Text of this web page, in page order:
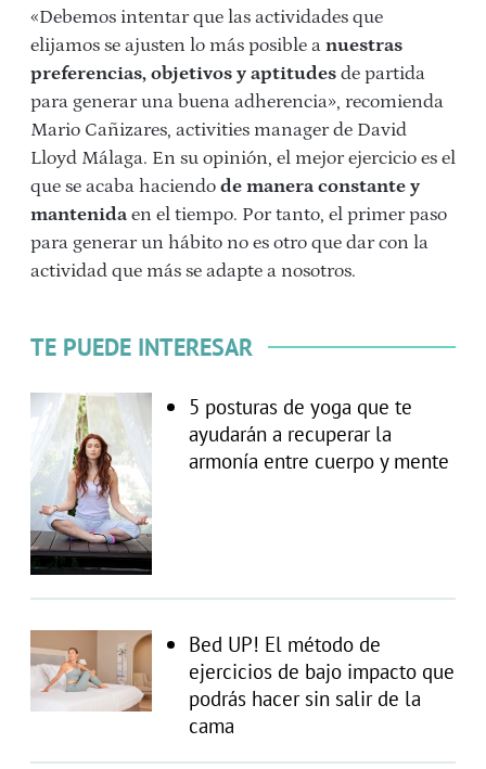
«Debemos intentar que las actividades que
elijamos se ajusten lo más posible a nuestras
preferencias, objetivos y aptitudes de partida
para generar una buena adherencia», recomienda
Mario Cañizares, activities manager de David
Lloyd Málaga. En su opinión, el mejor ejercicio es el
que se acaba haciendo de manera constante y
mantenida en el tiempo. Por tanto, el primer paso
para generar un hábito no es otro que dar con la
actividad que más se adapte a nosotros.
TE PUEDE INTERESAR
5 posturas de yoga que te
ayudarán a recuperar la
armonía entre cuerpo y mente
Bed UP! El método de
ejercicios de bajo impacto que
podrás hacer sin salir de la
cama